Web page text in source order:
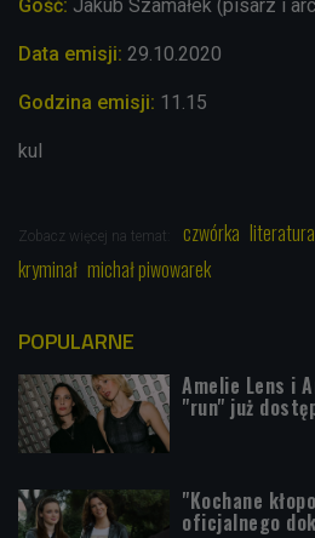
Gość: Jakub Szamałek (pisarz i
Data emisji: 29.10.2020
Godzina emisji: 11.15
kul
Zobacz więcej na temat: czwórka literatura
kryminał michał piwowarek
POPULARNE
Amelie Lens i
"run" już
"Kochane
oficjalnego